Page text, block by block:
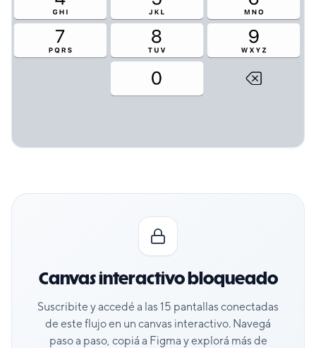
Canvas interactivo bloqueado
Suscribite y accedé a las 15 pantallas conectadas
de este flujo en un canvas interactivo. Navegá
paso a paso, copiá a Figma y explorá más de